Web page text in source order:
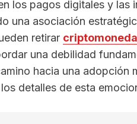
los pagos digitales y las
una asociación
retirar
una debilidad
hacia una adopción
detalles de esta